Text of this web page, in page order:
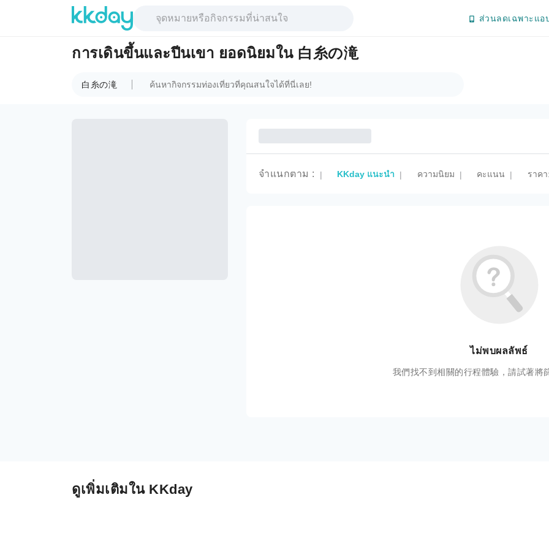
ส่วนลดเฉพาะแอ
การเดินขึ้นและปีนเขา ยอดนิยมใน 白糸の滝
白糸の滝
จำแนกตาม : | KKday แนะนำ | ความนิยม | คะแนน | ราค
ไม่พบผลลัพธ์
我們找不到相關的行程體驗，請試著將
ดูเพิ่มเติมใน KKday